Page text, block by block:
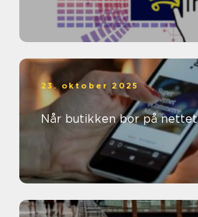
23. oktober 2025
Når butikken bor på nettet